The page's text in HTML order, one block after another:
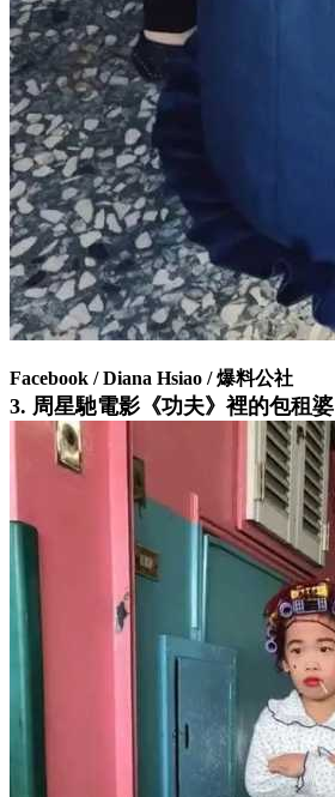
Facebook / Diana Hsiao / 爆料公社
3. 周星馳電影《功夫》裡的包租婆